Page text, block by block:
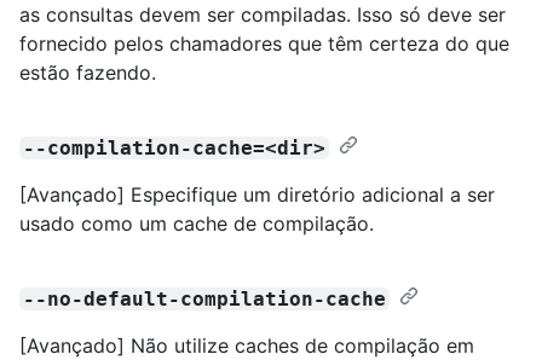
as consultas devem ser compiladas. Isso só deve ser
fornecido pelos chamadores que têm certeza do que
estão fazendo.
--compilation-cache=<dir>
[Avançado] Especifique um diretório adicional a ser
usado como um cache de compilação.
--no-default-compilation-cache
[Avançado] Não utilize caches de compilação em